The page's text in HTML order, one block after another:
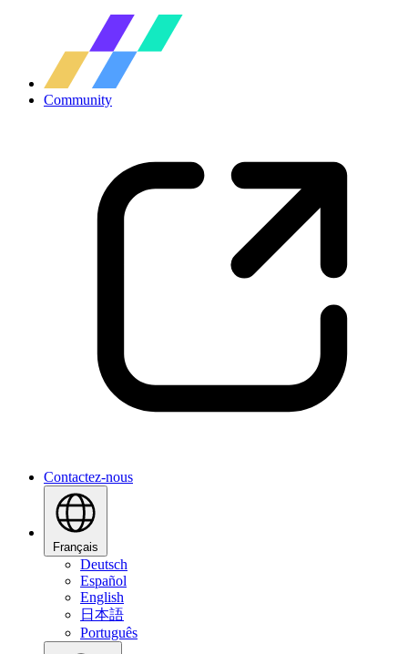
Community
Contactez-nous
Français
Deutsch
Español
English
日本語
Português